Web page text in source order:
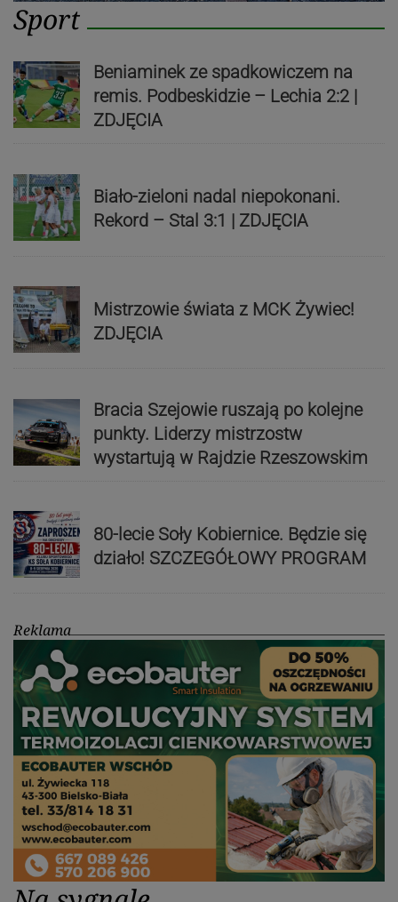
Sport
Beniaminek ze spadkowiczem na
remis. Podbeskidzie – Lechia 2:2 |
ZDJĘCIA
Biało-zieloni nadal niepokonani.
Rekord – Stal 3:1 | ZDJĘCIA
Mistrzowie świata z MCK Żywiec!
ZDJĘCIA
Bracia Szejowie ruszają po kolejne
punkty. Liderzy mistrzostw
wystartują w Rajdzie Rzeszowskim
80-lecie Soły Kobiernice. Będzie się
działo! SZCZEGÓŁOWY PROGRAM
Reklama